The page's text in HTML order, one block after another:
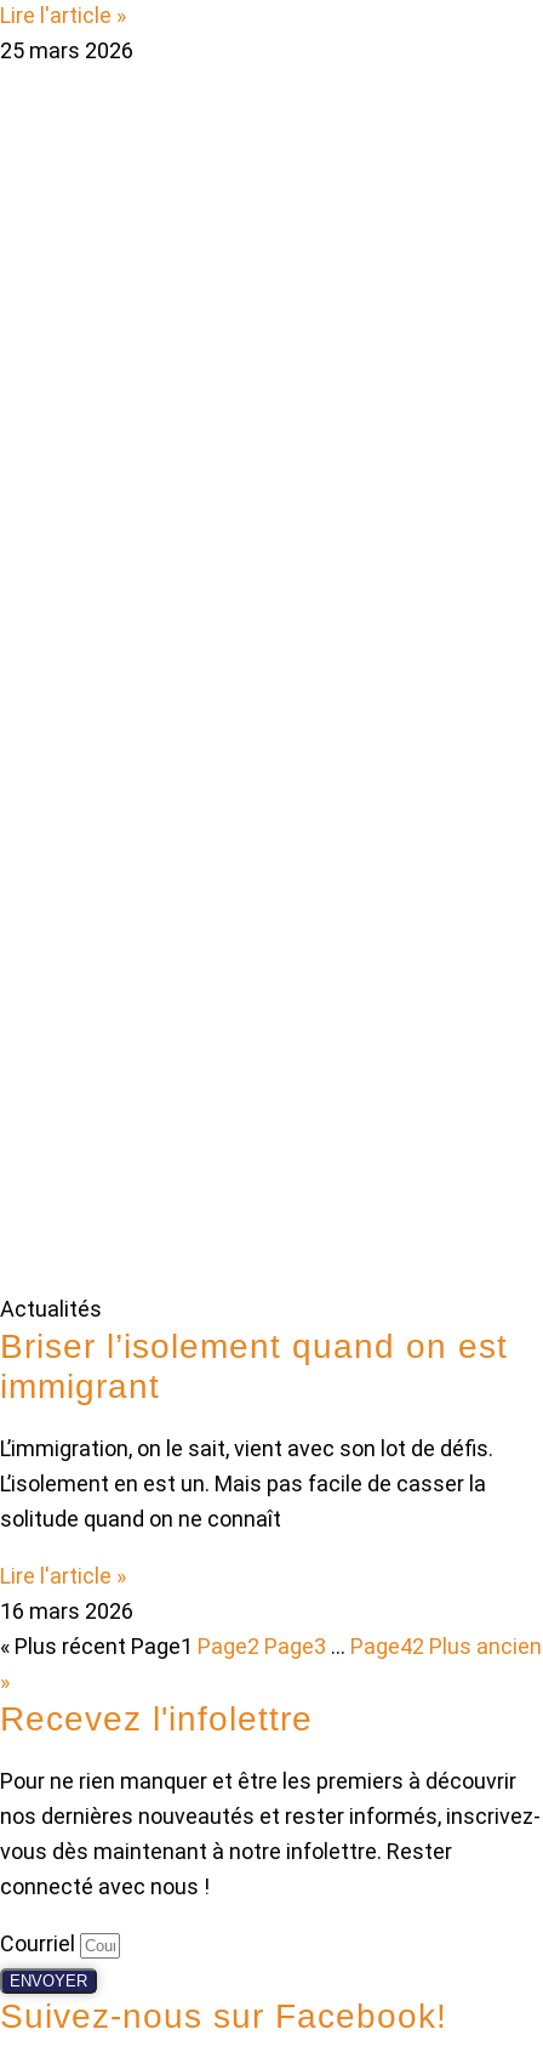
Lire l'article »
25 mars 2026
Actualités
Briser l’isolement quand on est
immigrant
L’immigration, on le sait, vient avec son lot de défis.
L’isolement en est un. Mais pas facile de casser la
solitude quand on ne connaît
Lire l'article »
16 mars 2026
« Plus récent Page1 Page2 Page3 … Page42 Plus ancien
»
Recevez l'infolettre
Pour ne rien manquer et être les premiers à découvrir
nos dernières nouveautés et rester informés, inscrivez-
vous dès maintenant à notre infolettre. Rester
connecté avec nous !
Courriel
ENVOYER
Suivez-nous sur Facebook!